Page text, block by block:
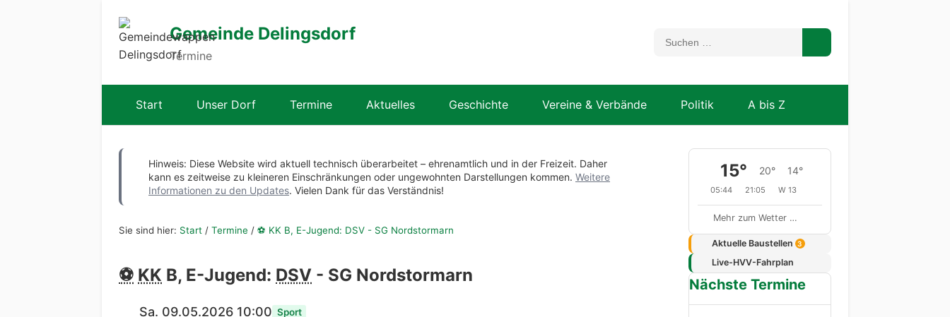
Gemeinde Delingsdorf
Termine
Start Unser Dorf Termine Aktuelles Geschichte Vereine & Verbände Politik A bis Z
Hinweis: Diese Website wird aktuell technisch überarbeitet – ehrenamtlich und in der Freizeit. Daher
kann es zeitweise zu kleineren Einschränkungen oder ungewohnten Darstellungen kommen. Weitere
Informationen zu den Updates. Vielen Dank für das Verständnis!
Sie sind hier: Start / Termine / ⚽ KK B, E-Jugend: DSV - SG Nordstormarn
⚽ KK B, E-Jugend: DSV - SG Nordstormarn
Sa. 09.05.2026 10:00 Sport
15° 20° 14°
05:44 21:05 W 13
Mehr zum Wetter …
Aktuelle Baustellen 3
Live-HVV-Fahrplan
Nächste Termine